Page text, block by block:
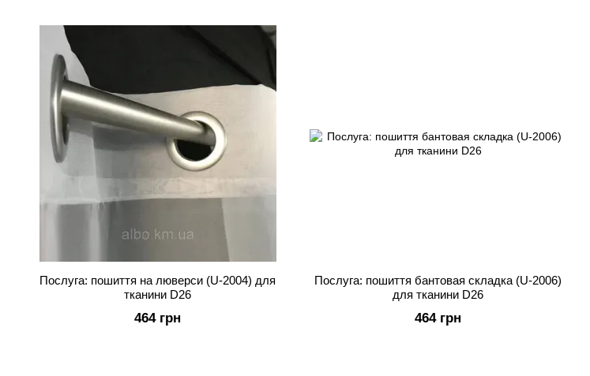
Послуга: пошиття на люверси (U-2004) для
тканини D26
464 грн
Послуга: пошиття бантовая складка (U-2006)
для тканини D26
464 грн